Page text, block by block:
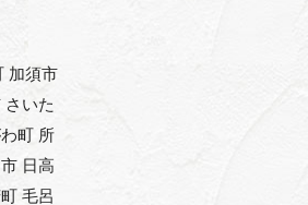
加須市
さいた
町 所
日高
毛呂